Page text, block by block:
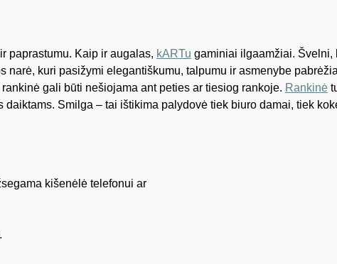
paprastumu. Kaip ir augalas, kARTu gaminiai ilgaamžiai. Švelni,
kuri pasižymi elegantiškumu, talpumu ir asmenybe
gali būti nešiojama ant peties ar tiesiog rankoje. Rankinė
Smilga – tai ištikima palydovė tiek biuro damai, tiek
kišenėlė telefonui ar